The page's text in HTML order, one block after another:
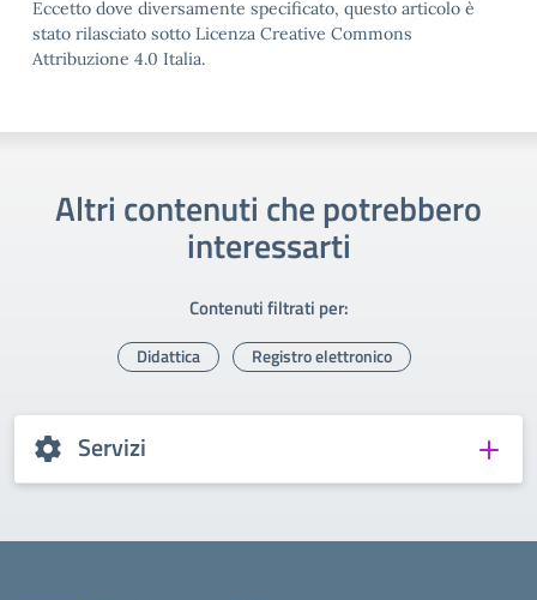
Eccetto dove diversamente specificato, questo articolo è
stato rilasciato sotto Licenza Creative Commons
Attribuzione 4.0 Italia.
Altri contenuti che potrebbero
interessarti
Contenuti filtrati per:
Didattica Registro elettronico
Servizi